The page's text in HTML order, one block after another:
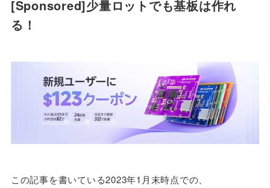
[Sponsored]少量ロットでも基板は作れ
る！
この記事を書いている2023年1月末時点での、